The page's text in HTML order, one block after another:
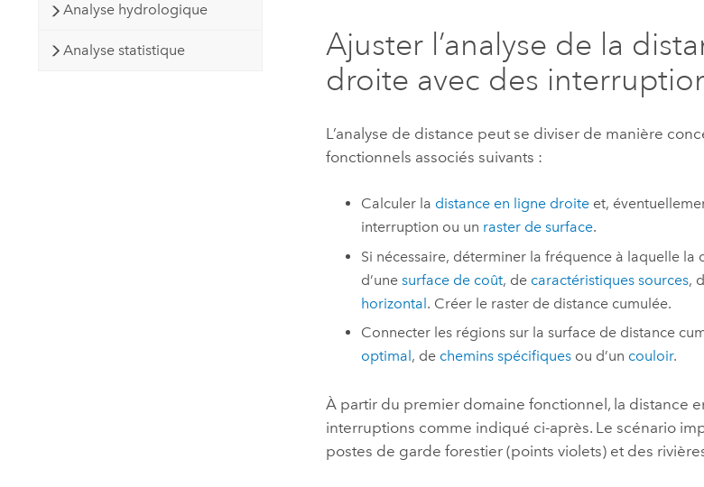
Analyse hydrologique
Analyse statistique
Ajuster l’analyse de la
droite avec des
L’analyse de distance peut se diviser de manière
fonctionnels associés suivants :
Calculer la distance en ligne droiteet,
interruption ou un raster de surface.
Si nécessaire, déterminer la fréquence à laquelle la
d’une surface de coût, de caractéristiques sources,
horizontal. Créer le raster de distance cumulée.
Connecter les régions sur la surface de distance
optimal , de chemins spécifiquesou d’un couloir.
À partir du premier domaine fonctionnel, la distance
interruptions comme indiqué ci-après. Le scénario
postes de garde forestier (points violets) et des